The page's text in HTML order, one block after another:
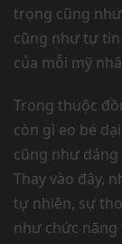
trọng cũng
cũng như tự
của mỗi mỹ
Trong thuộc
còn gì eo bé
cũng như
Thay vào đây,
tự nhiên, sự
như chức